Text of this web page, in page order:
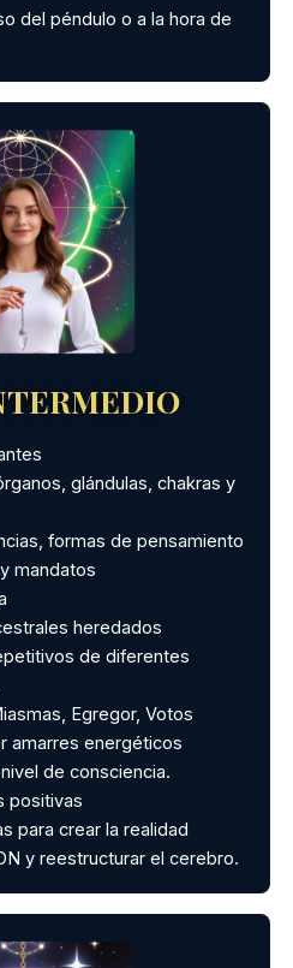
del péndulo o a la hora de
glándulas, chakras y
formas de pensamiento
mandatos
heredados
de diferentes
Egregor, Votos
amarres energéticos
de consciencia.
positivas
para crear la realidad
y reestructurar el cerebro.